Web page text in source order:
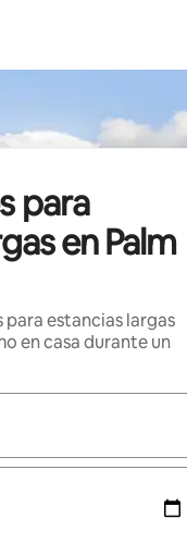
para
en Palm
estancias largas
en casa durante un
disponibles, podrás